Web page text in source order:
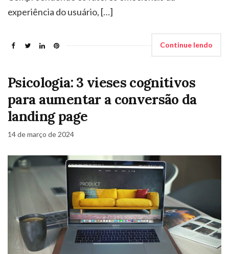
experiência do usuário, […]
Continue lendo
Psicologia: 3 vieses cognitivos
para aumentar a conversão da
landing page
14 de março de 2024